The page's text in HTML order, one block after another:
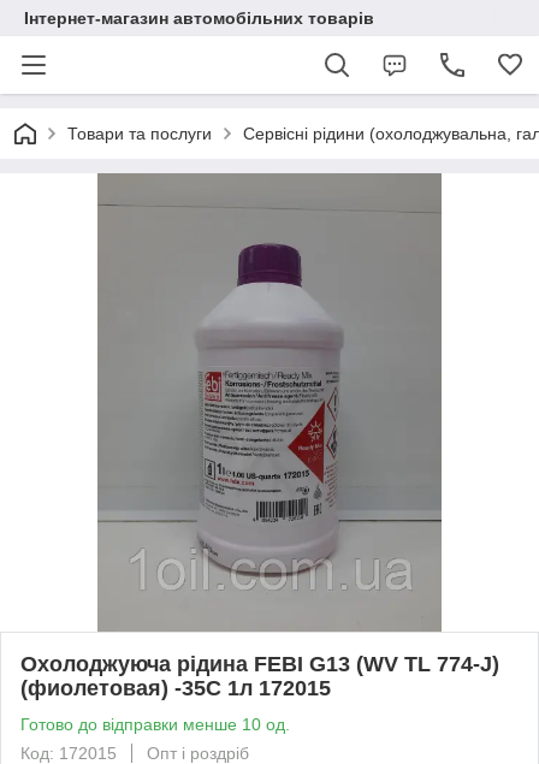
Інтернет-магазин автомобільних товарів
Товари та послуги Сервісні рідини (охолоджувальна,
Охолоджуюча рідина FEBI G13 (WV TL 774-J)
(фиолетовая) -35С 1л 172015
Готово до відправки менше 10 од.
Код: 172015
Опт і роздріб